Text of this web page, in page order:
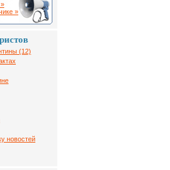
»
(12)
новостей